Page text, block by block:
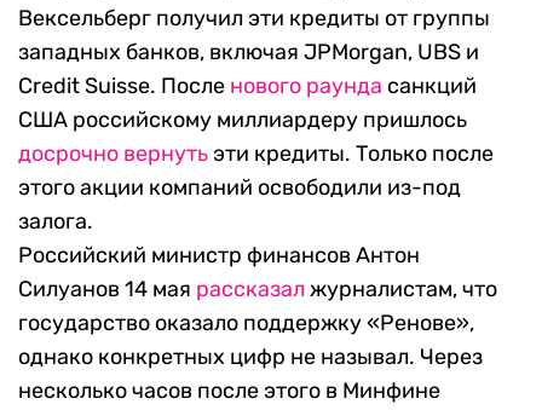
Вексельберг получил эти кредиты от группы
западных банков, включая JPMorgan, UBS и
Credit Suisse. После нового раунда санкций
США российскому миллиардеру пришлось
досрочно вернуть эти кредиты. Только после
этого акции компаний освободили из-под
залога.
Российский министр финансов Антон
Силуанов 14 мая рассказал журналистам, что
государство оказало поддержку «Ренове»,
однако конкретных цифр не называл. Через
несколько часов после этого в Минфине